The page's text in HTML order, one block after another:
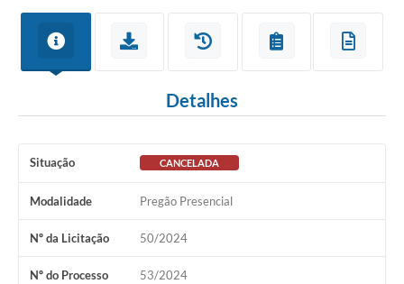
Detalhes
Situação CANCELADA
Modalidade Pregão Presencial
Nº da Licitação 50/2024
Nº do Processo 53/2024